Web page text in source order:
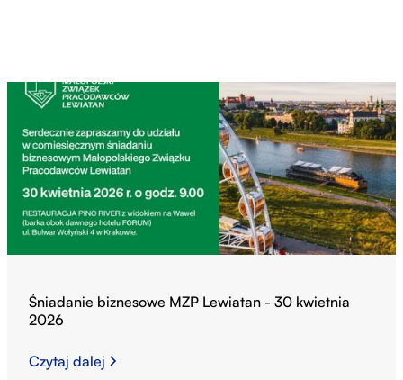
Śniadanie biznesowe MZP Lewiatan - 30 kwietnia
2026
Czytaj dalej